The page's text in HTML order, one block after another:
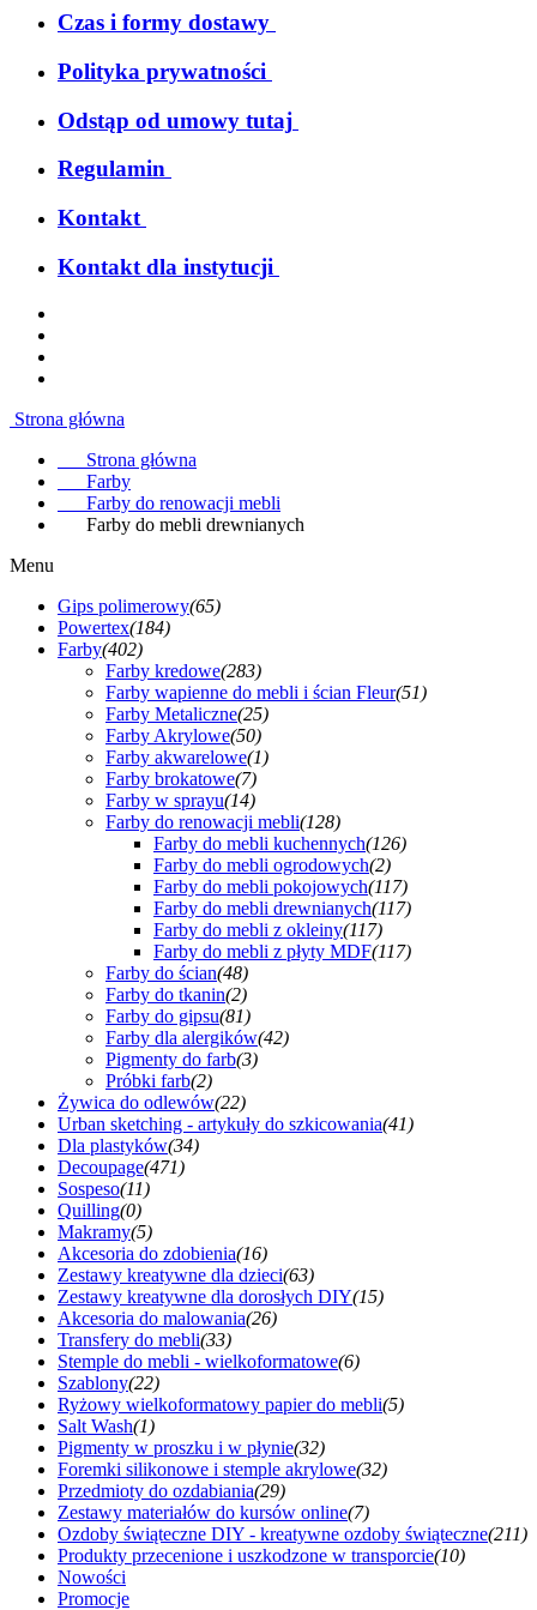
Czas i formy dostawy
Polityka prywatności
Odstąp od umowy tutaj
Regulamin
Kontakt
Kontakt dla instytucji
Strona główna
Strona główna
Farby
Farby do renowacji mebli
Farby do mebli drewnianych
Menu
Gips polimerowy(65)
Powertex(184)
Farby(402)
Farby kredowe(283)
Farby wapienne do mebli i ścian Fleur(51)
Farby Metaliczne(25)
Farby Akrylowe(50)
Farby akwarelowe(1)
Farby brokatowe(7)
Farby w sprayu(14)
Farby do renowacji mebli(128)
Farby do mebli kuchennych(126)
Farby do mebli ogrodowych(2)
Farby do mebli pokojowych(117)
Farby do mebli drewnianych(117)
Farby do mebli z okleiny(117)
Farby do mebli z płyty MDF(117)
Farby do ścian(48)
Farby do tkanin(2)
Farby do gipsu(81)
Farby dla alergików(42)
Pigmenty do farb(3)
Próbki farb(2)
Żywica do odlewów(22)
Urban sketching - artykuły do szkicowania(41)
Dla plastyków(34)
Decoupage(471)
Sospeso(11)
Quilling(0)
Makramy(5)
Akcesoria do zdobienia(16)
Zestawy kreatywne dla dzieci(63)
Zestawy kreatywne dla dorosłych DIY(15)
Akcesoria do malowania(26)
Transfery do mebli(33)
Stemple do mebli - wielkoformatowe(6)
Szablony(22)
Ryżowy wielkoformatowy papier do mebli(5)
Salt Wash(1)
Pigmenty w proszku i w płynie(32)
Foremki silikonowe i stemple akrylowe(32)
Przedmioty do ozdabiania(29)
Zestawy materiałów do kursów online(7)
Ozdoby świąteczne DIY - kreatywne ozdoby świąteczne(211)
Produkty przecenione i uszkodzone w transporcie(10)
Nowości
Promocje